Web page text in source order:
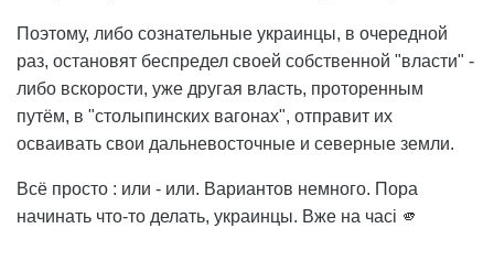
Поэтому, либо сознательные украинцы, в очередной
раз, остановят беспредел своей собственной "власти" -
либо вскорости, уже другая власть, проторенным
путём, в "столыпинских вагонах", отправит их
осваивать свои дальневосточные и северные земли.
Всё просто : или - или. Вариантов немного. Пора
начинать что-то делать, украинцы. Вже на часі 🫵